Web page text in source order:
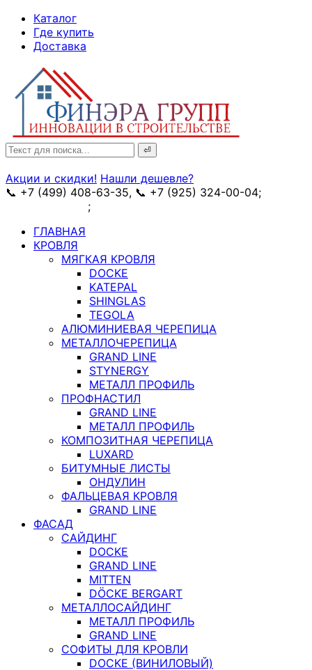
Skip
Content
Каталог
Где купить
Доставка
Search
for:
Акции и скидки! Нашли дешевле?
📞 +7 (499) 408-63-35, 📞 +7 (925) 324-00-04;
;
ГЛАВНАЯ
КРОВЛЯ
МЯГКАЯ КРОВЛЯ
DOCKE
KATEPAL
SHINGLAS
TEGOLA
АЛЮМИНИЕВАЯ ЧЕРЕПИЦА
МЕТАЛЛОЧЕРЕПИЦА
GRAND LINE
STYNERGY
МЕТАЛЛ ПРОФИЛЬ
ПРОФНАСТИЛ
GRAND LINE
МЕТАЛЛ ПРОФИЛЬ
КОМПОЗИТНАЯ ЧЕРЕПИЦА
LUXARD
БИТУМНЫЕ ЛИСТЫ
ОНДУЛИН
ФАЛЬЦЕВАЯ КРОВЛЯ
GRAND LINE
ФАСАД
САЙДИНГ
DOCKE
GRAND LINE
MITTEN
DÖCKE BERGART
МЕТАЛЛОСАЙДИНГ
МЕТАЛЛ ПРОФИЛЬ
GRAND LINE
СОФИТЫ ДЛЯ КРОВЛИ
DOCKE (ВИНИЛОВЫЙ)